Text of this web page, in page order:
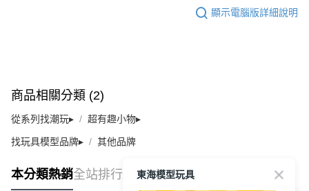
顯示電腦版詳細說明
商品相關分類 (2)
從系列找潮玩▸ 超有趣小物▸
找玩具模型品牌▸ 其他品牌
本分類熱銷全站排行 東海模型玩具